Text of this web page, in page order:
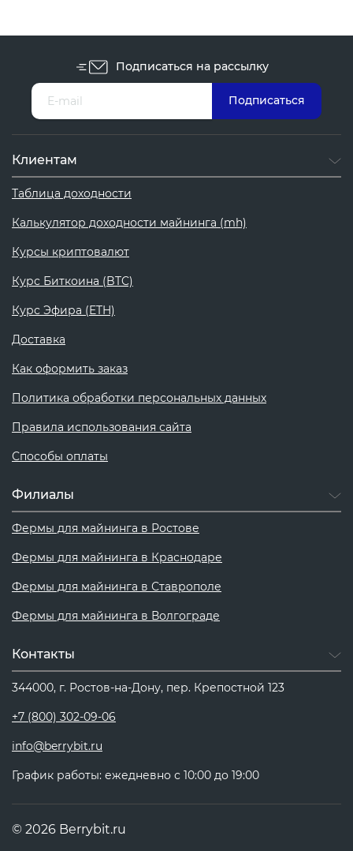
Подписаться на рассылку
Клиентам
Таблица доходности
Калькулятор доходности майнинга (mh)
Курсы криптовалют
Курс Биткоина (BTC)
Курс Эфира (ETH)
Доставка
Как оформить заказ
Политика обработки персональных данных
Правила использования сайта
Способы оплаты
Филиалы
Фермы для майнинга в Ростове
Фермы для майнинга в Краснодаре
Фермы для майнинга в Ставрополе
Фермы для майнинга в Волгограде
Контакты
344000, г. Ростов-на-Дону, пер. Крепостной 123
+7 (800) 302-09-06
info@berrybit.ru
График работы: ежедневно с 10:00 до 19:00
© 2026 Berrybit.ru